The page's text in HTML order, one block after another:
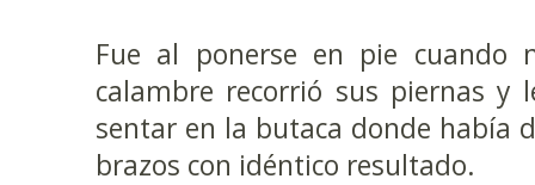
Fue al ponerse en pie cuando
calambre recorrió sus piernas y
sentar en la butaca donde había
brazos con idéntico resultado.